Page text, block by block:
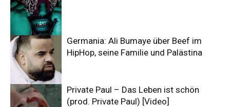
Germania: Ali Bumaye über Beef im
HipHop, seine Familie und Palästina
Private Paul – Das Leben ist schön
(prod. Private Paul) [Video]